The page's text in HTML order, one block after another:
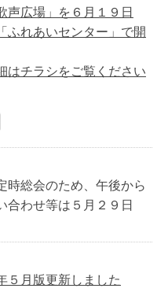
声広場」を６月１９日
ふれあいセンター」で開
はチラシをご覧ください
時総会のため、午後から
合わせ等は５月２９日
月版更新しました